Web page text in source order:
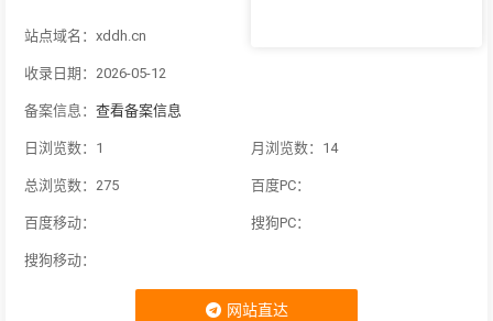
站点域名：xddh.cn
收录日期：2026-05-12
备案信息： 查看备案信息
日浏览数：1 月浏览数：14
总浏览数：275 百度PC：
百度移动： 搜狗PC：
搜狗移动：
网站直达